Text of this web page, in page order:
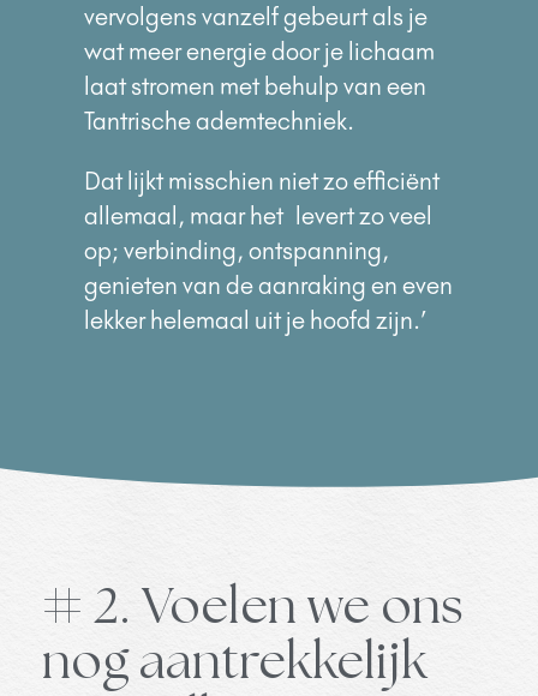
vervolgens vanzelf gebeurt als je
wat meer energie door je lichaam
laat stromen met behulp van een
Tantrische ademtechniek.
Dat lijkt misschien niet zo efficiënt
allemaal, maar het levert zo veel
op; verbinding, ontspanning,
genieten van de aanraking en even
lekker helemaal uit je hoofd zijn.’
# 2. Voelen we ons
nog aantrekkelijk